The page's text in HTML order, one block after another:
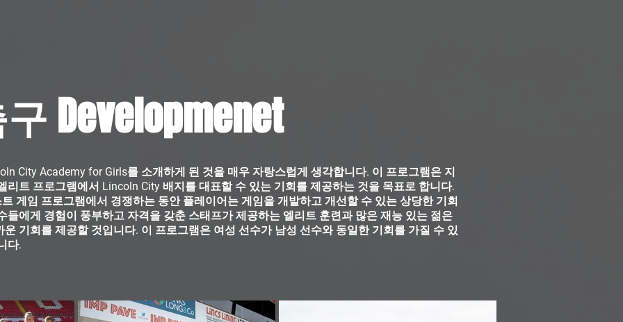
Developmenet
City Academy for Girls를 소개하게 된 것을 매우 자랑스럽게 생각합니다. 이 프로그램은 지
리트 프로그램에서 Lincoln City 배지를 대표할 수 있는 기회를 제공하는 것을 목표로 합니다.
게임 프로그램에서 경쟁하는 동안 플레이어는 게임을 개발하고 개선할 수 있는 상당한 기회
들에게 경험이 풍부하고 자격을 갖춘 스태프가 제공하는 엘리트 훈련과 많은 재능 있는 젊은
기회를 제공할 것입니다. 이 프로그램은 여성 선수가 남성 선수와 동일한 기회를 가질 수 있
다.